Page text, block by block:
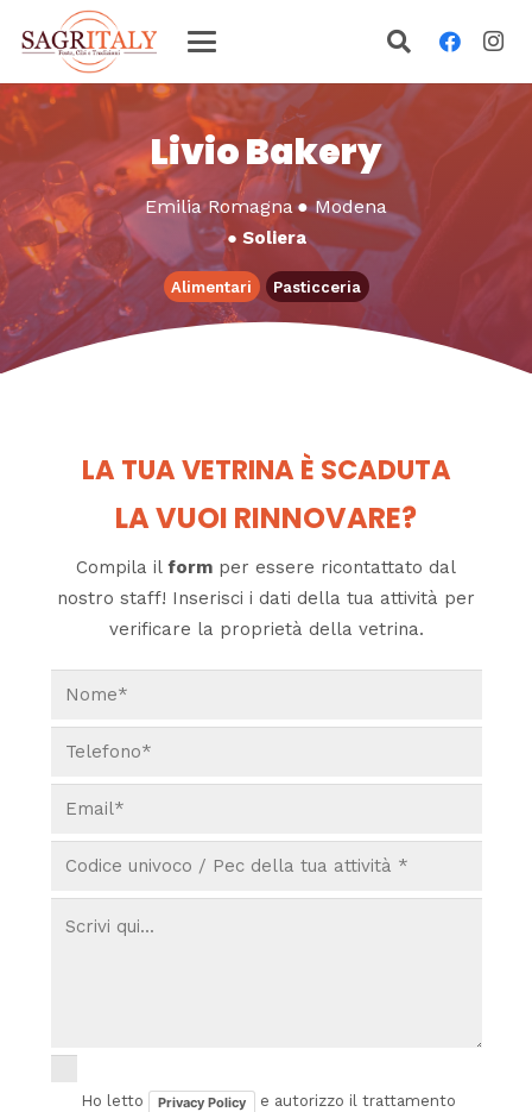
Livio Bakery
Emilia Romagna●Modena
● Soliera
Alimentari Pasticceria
LA TUA VETRINA È SCADUTA
LA VUOI RINNOVARE?
Compila il form per essere ricontattato dal
nostro staff! Inserisci i dati della tua attività per
verificare la proprietà della vetrina.
Ho letto Privacy Policy
e autorizzo il trattamento